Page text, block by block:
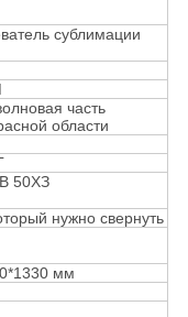
сублимации
часть
области
50ХЗ
нужно свернуть
мм